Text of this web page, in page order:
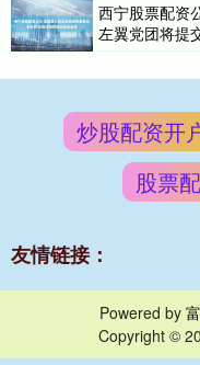
西宁股票配资
左翼党团将提
炒股配资开
股票
友情链接：
Powered by
Copyright ©